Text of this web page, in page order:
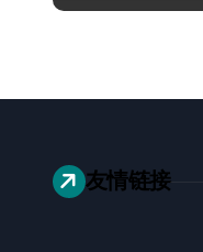
友情链接